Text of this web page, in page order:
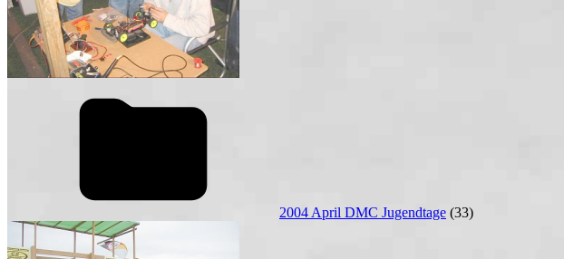
2004 April DMC Jugendtage (33)